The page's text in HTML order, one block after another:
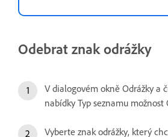
Odebrat znak odrážky
V dialogovém okně Odrážky a
nabídky Typ seznamu možnost
Vyberte znak odrážky, který